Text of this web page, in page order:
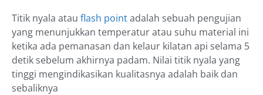
Titik nyala atau flash pointadalah sebuah pengujian
yang menunjukkan temperatur atau suhu material ini
ketika ada pemanasan dan kelaur kilatan api selama 5
detik sebelum akhirnya padam. Nilai titik nyala yang
tinggi mengindikasikan kualitasnya adalah baik dan
sebaliknya